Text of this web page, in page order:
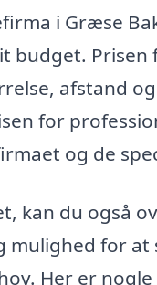
i Græse
budget.
afstand
for
og de
kan du også
for
Her er